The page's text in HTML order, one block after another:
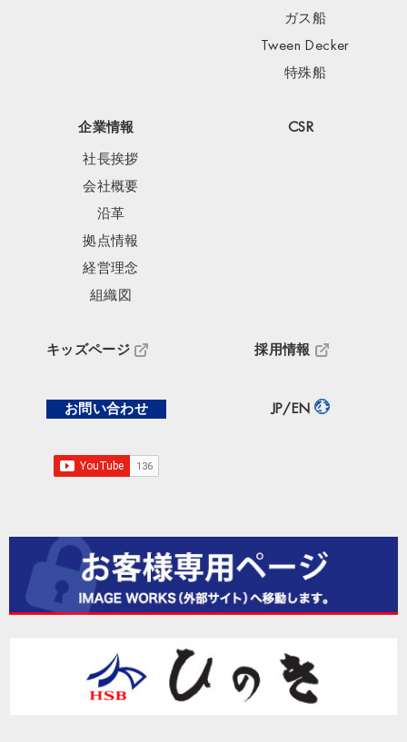
ガス船
Tween Decker
特殊船
企業情報
社長挨拶
会社概要
沿革
拠点情報
経営理念
組織図
CSR
キッズページ 採用情報
お問い合わせ JP/EN